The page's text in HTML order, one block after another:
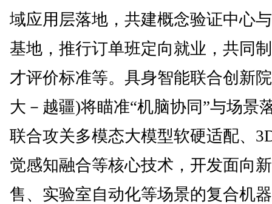
域应用层落地，共建概念验证中心
基地，推行订单班定向就业，共同
才评价标准等。具身智能联合创新
大－越疆)将瞄准“机脑协同”与场景
联合攻关多模态大模型软硬适配、
觉感知融合等核心技术，开发面向
售、实验室自动化等场景的复合机